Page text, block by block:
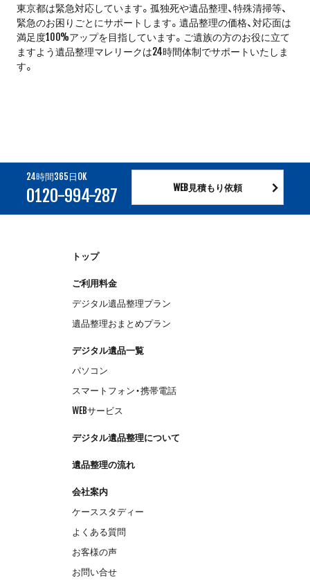
東京都は緊急対応しています。孤独死や遺品整理、特殊清掃等、
緊急のお困りごとにサポートします。遺品整理の価格、対応面は
満足度100%アップを目指しています。ご遺族の方のお役に立て
ますよう遺品整理マレリークは24時間体制でサポートいたしま
す。
24時間365日OK
0120-994-287 WEB見積もり依頼
トップ
ご利用料金
デジタル遺品整理プラン
遺品整理おまとめプラン
デジタル遺品一覧
パソコン
スマートフォン・携帯電話
WEBサービス
デジタル遺品整理について
遺品整理の流れ
会社案内
ケーススタディー
よくある質問
お客様の声
お問い合せ